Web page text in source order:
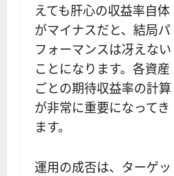
えても肝心の収益率自体
がマイナスだと、結局パ
フォーマンスは冴えない
ことになります。各資産
ごとの期待収益率の計算
が非常に重要になってき
ます。
運用の成否は、ターゲッ